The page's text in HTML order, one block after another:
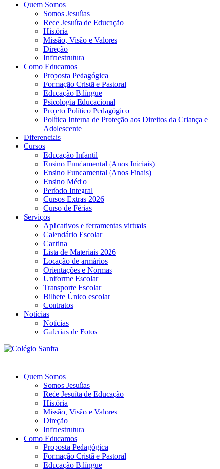
Quem Somos
Somos Jesuítas
Rede Jesuíta de Educação
História
Missão, Visão e Valores
Direção
Infraestrutura
Como Educamos
Proposta Pedagógica
Formação Cristã e Pastoral
Educação Bilíngue
Psicologia Educacional
Projeto Político Pedagógico
Política Interna de Proteção aos Direitos da Criança e
Adolescente
Diferenciais
Cursos
Educação Infantil
Ensino Fundamental (Anos Iniciais)
Ensino Fundamental (Anos Finais)
Ensino Médio
Período Integral
Cursos Extras 2026
Curso de Férias
Serviços
Aplicativos e ferramentas virtuais
Calendário Escolar
Cantina
Lista de Materiais 2026
Locação de armários
Orientações e Normas
Uniforme Escolar
Transporte Escolar
Bilhete Único escolar
Contratos
Notícias
Notícias
Galerias de Fotos
Quem Somos
Somos Jesuítas
Rede Jesuíta de Educação
História
Missão, Visão e Valores
Direção
Infraestrutura
Como Educamos
Proposta Pedagógica
Formação Cristã e Pastoral
Educação Bilíngue